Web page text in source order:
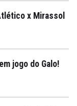
x Mirassol
jogo do Galo!